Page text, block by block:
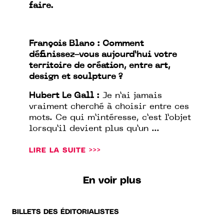
faire.
François Blanc : Comment
définissez-vous aujourd’hui votre
territoire de création, entre art,
design et sculpture ?
Hubert Le Gall : Je n’ai jamais
vraiment cherché à choisir entre ces
mots. Ce qui m’intéresse, c’est l’objet
lorsqu’il devient plus qu’un ...
LIRE LA SUITE >>>
En voir plus
BILLETS DES ÉDITORIALISTES